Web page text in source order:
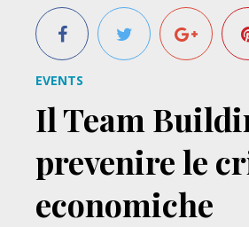
EVENTS
Il Team
prevenire le
economiche